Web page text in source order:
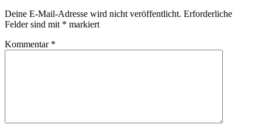
Deine E-Mail-Adresse wird nicht veröffentlicht. Erforderliche
Felder sind mit * markiert
Kommentar *